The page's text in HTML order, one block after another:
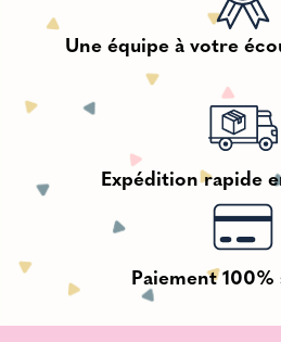
Une équipe à votre
Expédition rapide
Paiement